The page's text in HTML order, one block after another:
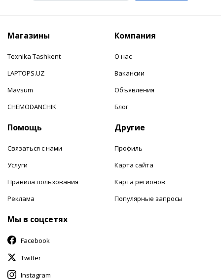
Магазины
Texnika Tashkent
LAPTOPS.UZ
Mavsum
CHEMODANCHIK
Компания
О нас
Вакансии
Объявления
Блог
Помощь
Связаться с нами
Услуги
Правила пользования
Реклама
Другие
Профиль
Карта сайта
Карта регионов
Популярные запросы
Мы в соцсетях
Facebook
Twitter
Instagram